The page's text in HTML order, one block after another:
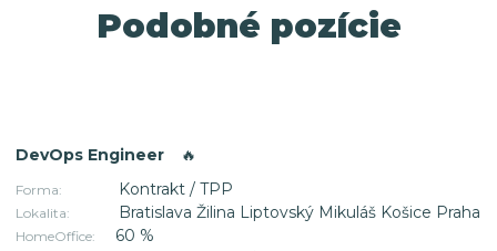
Podobné pozície
DevOps Engineer 🔥
Forma: Kontrakt / TPP
Lokalita: Bratislava Žilina Liptovský Mikuláš Košice Praha
HomeOffice: 60 %